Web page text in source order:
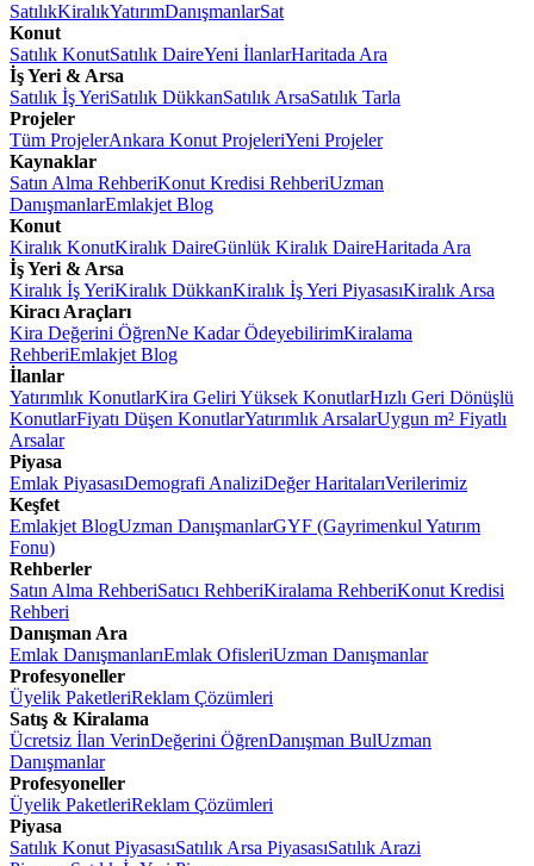
SatılıkKiralıkYatırımDanışmanlarSat
Konut
Satılık KonutSatılık DaireYeni İlanlarHaritada Ara
İş Yeri & Arsa
Satılık İş YeriSatılık DükkanSatılık ArsaSatılık Tarla
Projeler
Tüm ProjelerAnkara Konut ProjeleriYeni Projeler
Kaynaklar
Satın Alma RehberiKonut Kredisi RehberiUzman
DanışmanlarEmlakjet Blog
Konut
Kiralık KonutKiralık DaireGünlük Kiralık DaireHaritada Ara
İş Yeri & Arsa
Kiralık İş YeriKiralık DükkanKiralık İş Yeri PiyasasıKiralık Arsa
Kiracı Araçları
Kira Değerini ÖğrenNe Kadar ÖdeyebilirimKiralama
RehberiEmlakjet Blog
İlanlar
Yatırımlık KonutlarKira Geliri Yüksek KonutlarHızlı Geri Dönüşlü
KonutlarFiyatı Düşen KonutlarYatırımlık ArsalarUygun m² Fiyatlı
Arsalar
Piyasa
Emlak PiyasasıDemografi AnaliziDeğer HaritalarıVerilerimiz
Keşfet
Emlakjet BlogUzman DanışmanlarGYF (Gayrimenkul Yatırım
Fonu)
Rehberler
Satın Alma RehberiSatıcı RehberiKiralama RehberiKonut Kredisi
Rehberi
Danışman Ara
Emlak DanışmanlarıEmlak OfisleriUzman Danışmanlar
Profesyoneller
Üyelik PaketleriReklam Çözümleri
Satış & Kiralama
Ücretsiz İlan VerinDeğerini ÖğrenDanışman BulUzman
Danışmanlar
Profesyoneller
Üyelik PaketleriReklam Çözümleri
Piyasa
Satılık Konut PiyasasıSatılık Arsa PiyasasıSatılık Arazi